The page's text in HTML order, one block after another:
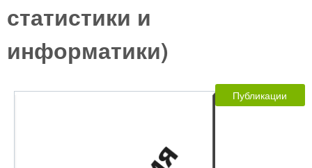
статистики и
информатики)
Публикации